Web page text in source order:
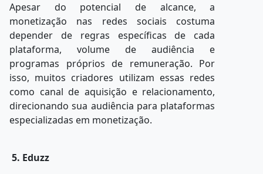
Apesar do potencial de alcance, a
monetização nas redes sociais costuma
depender de regras específicas de cada
plataforma, volume de audiência e
programas
próprios de remuneração. Por
isso, muitos criadores utilizam essas redes
como canal de aquisição e relacionamento,
direcionando sua audiência para plataformas
especializadas em monetização.
5. Eduzz